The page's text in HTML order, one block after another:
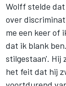
Wolff stelde
over
me een keer of
dat ik blank
stilgestaan'. Hij
het feit dat hij